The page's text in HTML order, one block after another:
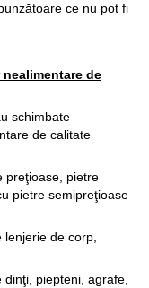
ce nu pot fi
de
schimbate
de calitate
preţioase, pietre
pietre semipreţioase
lenjerie de corp,
dinţi, piepteni, agrafe,